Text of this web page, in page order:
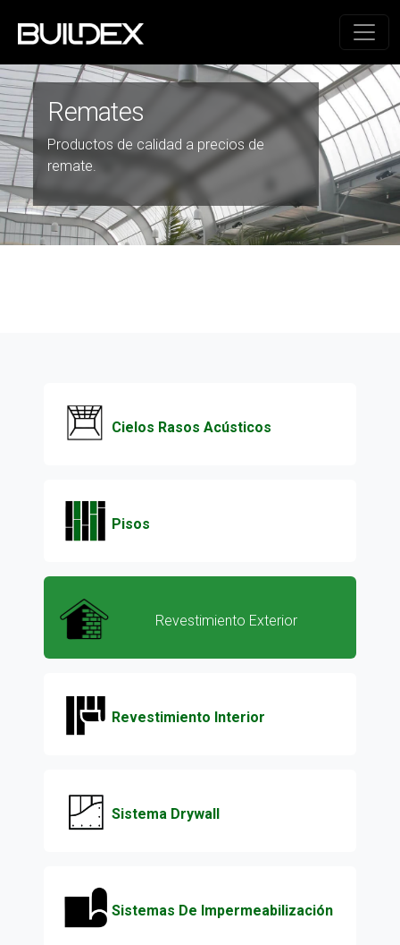
Remates
Productos de calidad a precios de
remate.
Cielos Rasos Acústicos
Pisos
Revestimiento Exterior
Revestimiento Interior
Sistema Drywall
Sistemas De Impermeabilización